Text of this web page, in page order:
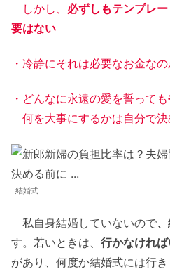
しかし、 必ずしもテンプレ
要はない
・冷静にそれは必要なお金な
・どんなに永遠の愛を誓っても
何を大事にするかは自分で決
結婚式
私自身結婚していないので
す。若いときは、 行かなけれ
があり、何度か結婚式には行